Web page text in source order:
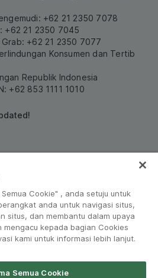
+62 21 2350 7078
+62 21 2350 7045
+62 21 2350 7077
Konsumen dan Tertib
Republik Indonesia
+62 853 1111 1010
Cookie" , anda setuju untuk
anda untuk navigasi situs,
situs, dan membantu dalam upaya
mengacu kepada bagian Cookies
kami untuk informasi lebih lanjut.
Semua Cookie